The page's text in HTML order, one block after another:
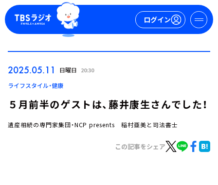
ログイン
ログイン
2025.05.11 日曜日 20:30
ライフスタイル・健康
５月前半のゲストは、藤井康生さんでした！
遺産相続の専門家集団・NCP presents 稲村亜美と司法書士
この記事をシェア